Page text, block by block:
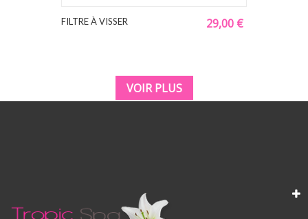
FILTRE À VISSER 29,00 €
VOIR PLUS